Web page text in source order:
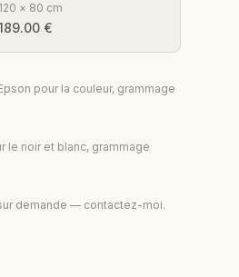
120 × 80 cm
€
pour la couleur, grammage
le noir et blanc, grammage
demande — contactez-moi.